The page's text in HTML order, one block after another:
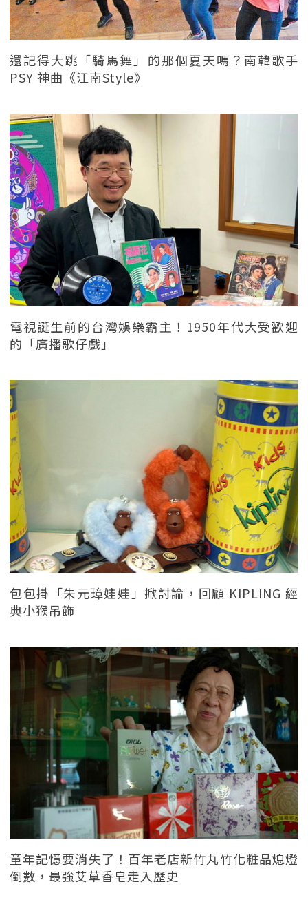
還記得大跳「騎馬舞」的那個夏天嗎？南韓歌手
PSY 神曲《江南Style》
電視誕生前的台灣娛樂霸主！1950年代大受歡迎
的「廣播歌仔戲」
包包掛「朱元璋娃娃」掀討論，回顧 KIPLING 經
典小猴吊飾
童年記憶要消失了！百年老店新竹丸竹化粧品熄燈
倒數，最強艾草香皂走入歷史